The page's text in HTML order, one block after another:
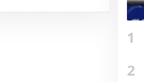
1
2